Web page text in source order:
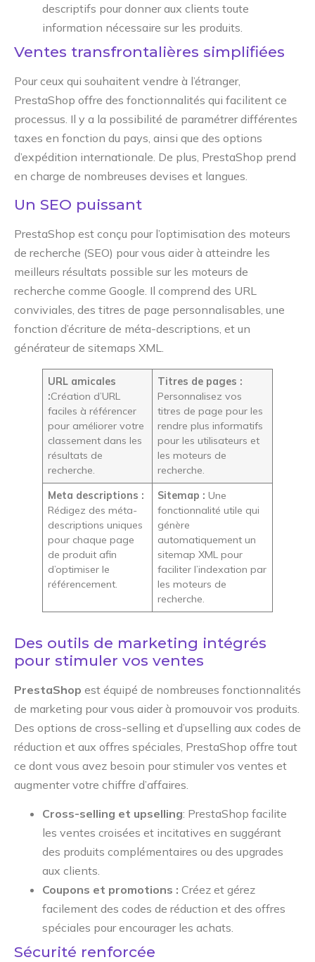
descriptifs pour donner aux clients toute
information nécessaire sur les produits.
Ventes transfrontalières simplifiées
Pour ceux qui souhaitent vendre à l’étranger,
PrestaShop offre des fonctionnalités qui facilitent ce
processus. Il y a la possibilité de paramétrer différentes
taxes en fonction du pays, ainsi que des options
d’expédition internationale. De plus, PrestaShop prend
en charge de nombreuses devises et langues.
Un SEO puissant
PrestaShop est conçu pour l’optimisation des moteurs
de recherche (SEO) pour vous aider à atteindre les
meilleurs résultats possible sur les moteurs de
recherche comme Google. Il comprend des URL
conviviales, des titres de page personnalisables, une
fonction d’écriture de méta-descriptions, et un
générateur de sitemaps XML.
URL amicales
:Création d’URL
faciles à référencer
pour améliorer votre
classement dans les
résultats de
recherche.
Titres de pages :
Personnalisez vos
titres de page pour les
rendre plus informatifs
pour les utilisateurs et
les moteurs de
recherche.
Meta descriptions :
Rédigez des méta-
descriptions uniques
pour chaque page
de produit afin
d’optimiser le
référencement.
Sitemap : Une
fonctionnalité utile qui
génère
automatiquement un
sitemap XML pour
faciliter l’indexation par
les moteurs de
recherche.
Des outils de marketing intégrés
pour stimuler vos ventes
PrestaShop est équipé de nombreuses fonctionnalités
de marketing pour vous aider à promouvoir vos produits.
Des options de cross-selling et d’upselling aux codes de
réduction et aux offres spéciales, PrestaShop offre tout
ce dont vous avez besoin pour stimuler vos ventes et
augmenter votre chiffre d’affaires.
Cross-selling et upselling: PrestaShop facilite
les ventes croisées et incitatives en suggérant
des produits complémentaires ou des upgrades
aux clients.
Coupons et promotions : Créez et gérez
facilement des codes de réduction et des offres
spéciales pour encourager les achats.
Sécurité renforcée